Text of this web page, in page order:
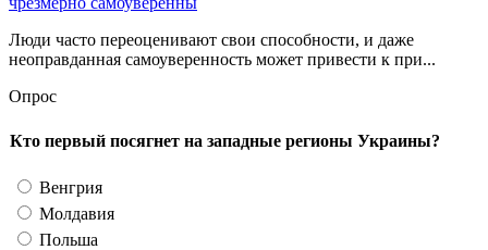
Люди часто переоценивают свои способности, и даже
неоправданная самоуверенность может привести к при...
Опрос
Кто первый посягнет на западные регионы Украины?
Венгрия
Молдавия
Польша